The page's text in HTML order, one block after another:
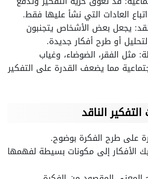
العادات التي نشأ عليها فقط.
يجعل بعض الأشخاص يتجنبون
أو طرح أفكار جديدة.
مثل الفقر، الضوضاء، وغياب
مما يضعف القدرة على التفكير
الناقد
على طرح الفكرة بوضوح.
الأفكار إلى مكونات بسيطة لفهمها